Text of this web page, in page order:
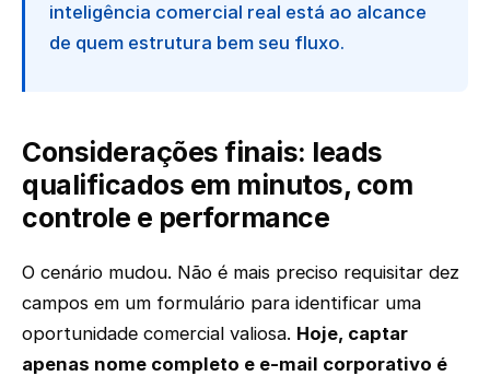
inteligência comercial real está ao alcance
de quem estrutura bem seu fluxo.
Considerações finais: leads
qualificados em minutos, com
controle e performance
O cenário mudou. Não é mais preciso requisitar dez
campos em um formulário para identificar uma
oportunidade comercial valiosa. Hoje, captar
apenas nome completo e e-mail corporativo é